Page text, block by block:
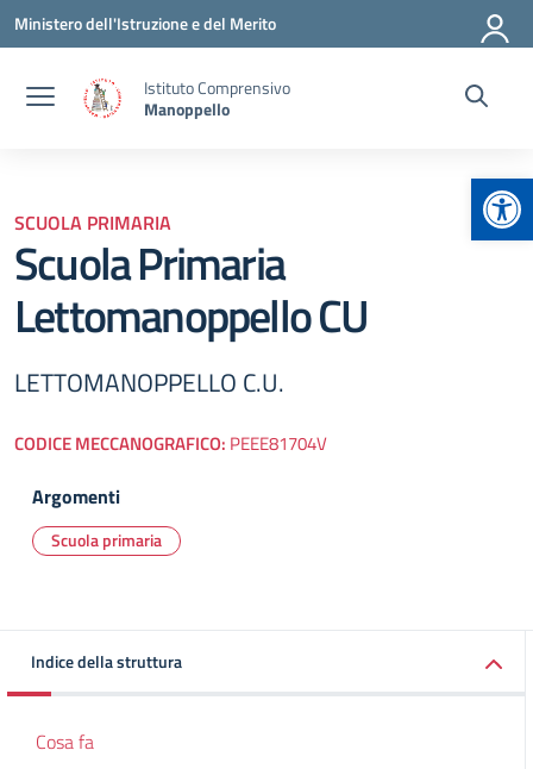
Vai ai contenuti
Vai al menu di navigazione
Vai al footer
Ministero dell'Istruzione e del Merito
Istituto Comprensivo
Manoppello
SCUOLA PRIMARIA
Scuola Primaria
Lettomanoppello CU
LETTOMANOPPELLO C.U.
CODICE MECCANOGRAFICO: PEEE81704V
Argomenti
Scuola primaria
Indice della struttura
Cosa fa